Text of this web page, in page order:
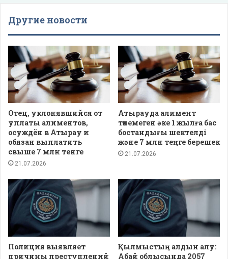
Другие новости
Отец, уклонявшийся от
уплаты алиментов,
осуждён в Атырау и
обязан выплатить
свыше 7 млн тенге
21.07.2026
Атырауда алимент
төлемеген әке 1 жылға бас
бостандығы шектелді
және 7 млн теңге берешек
21.07.2026
Полиция выявляет
причины преступлений
Қылмыстың алдын алу:
Абай облысында 2057